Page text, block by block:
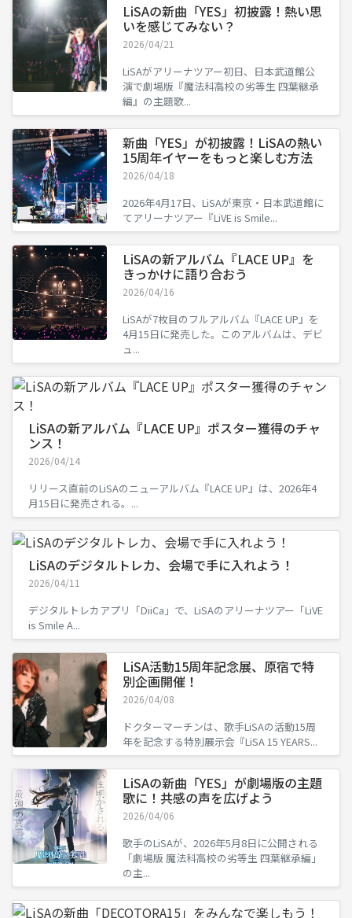
LiSAの新曲「YES」初披露！熱い思
いを感じてみない？
2026/04/21
LiSAがアリーナツアー初日、日本武道館公
演で劇場版『魔法科高校の劣等生 四葉継承
編』の主題歌...
新曲「YES」が初披露！LiSAの熱い
15周年イヤーをもっと楽しむ方法
2026/04/18
2026年4月17日、LiSAが東京・日本武道館に
てアリーナツアー『LiVE is Smile...
LiSAの新アルバム『LACE UP』を
きっかけに語り合おう
2026/04/16
LiSAが7枚目のフルアルバム『LACE UP』を
4月15日に発売した。このアルバムは、デビ
ュ...
LiSAの新アルバム『LACE UP』ポスター獲得のチャ
ンス！
2026/04/14
リリース直前のLiSAのニューアルバム『LACE UP』は、2026年4
月15日に発売される。...
LiSAのデジタルトレカ、会場で手に入れよう！
2026/04/11
デジタルトレカアプリ「DiiCa」で、LiSAのアリーナツアー「LiVE
is Smile A...
LiSA活動15周年記念展、原宿で特
別企画開催！
2026/04/08
ドクターマーチンは、歌手LiSAの活動15周
年を記念する特別展示会『LiSA 15 YEARS...
LiSAの新曲「YES」が劇場版の主題
歌に！共感の声を広げよう
2026/04/06
歌手のLiSAが、2026年5月8日に公開される
「劇場版 魔法科高校の劣等生 四葉継承編」
の主...